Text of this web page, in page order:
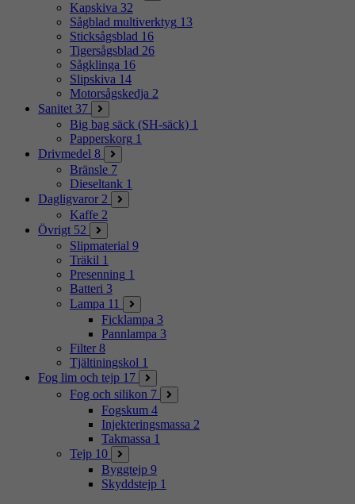
Kapskiva 32
Sågblad multiverktyg 13
Sticksågsblad 16
Tigersågsblad 26
Sågklinga 16
Slipskiva 14
Motorsågskedja 2
Sanitet 37
Big bag säck (SH-säck) 1
Papperskorg 1
Drivmedel 8
Bränsle 7
Dieseltank 1
Dagligvaror 2
Kaffe 2
Övrigt 52
Slipmaterial 9
Träkil 1
Presenning 1
Batteri 3
Lampa 11
Ficklampa 3
Pannlampa 3
Filter 8
Tjältiningskol 1
Fog lim och tejp 17
Fog och silikon 7
Fogskum 4
Injekteringsmassa 2
Takmassa 1
Tejp 10
Byggtejp 9
Skyddstejp 1